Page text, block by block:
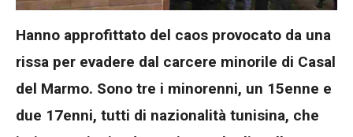
Hanno approfittato del caos provocato da una
rissa per evadere dal carcere minorile di Casal
del Marmo. Sono tre i minorenni, un 15enne e
due 17enni, tutti di nazionalità tunisina, che